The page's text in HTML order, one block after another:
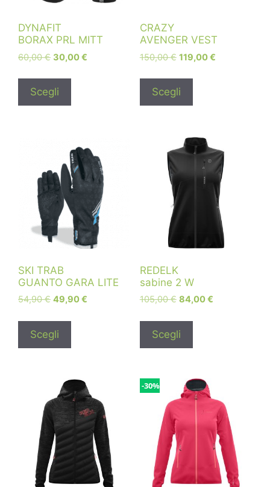
DYNAFIT
BORAX PRL MITT
60,00€ 30,00€
Scegli
CRAZY
AVENGER VEST
150,00€ 119,00€
Scegli
SKI TRAB
GUANTO GARA LITE
54,90€ 49,90€
Scegli
REDELK
sabine 2 W
105,00€ 84,00€
Scegli
-30%